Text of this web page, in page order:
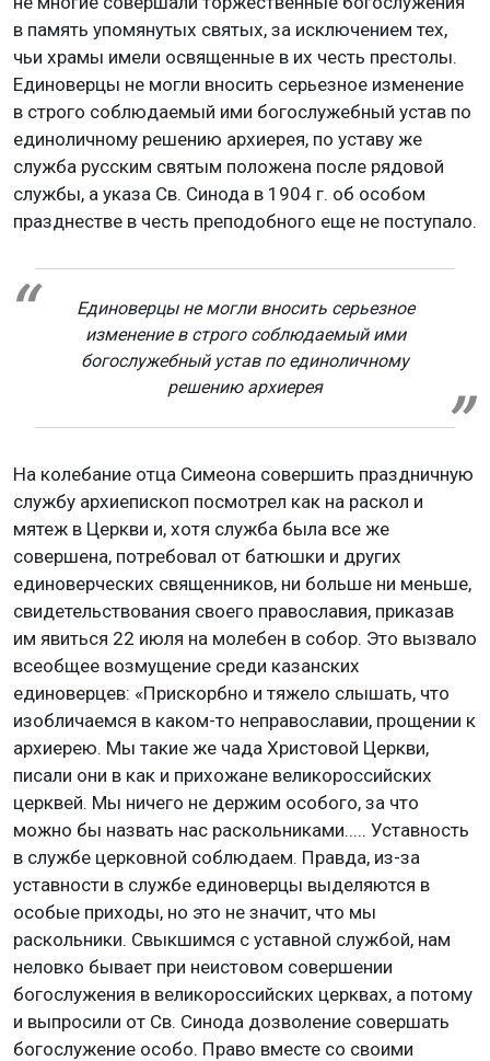
в память упомянутых святых, за исключением тех,
чьи храмы имели освященные в их честь престолы.
Единоверцы не могли вносить серьезное изменение
в строго соблюдаемый ими богослужебный устав по
единоличному решению архиерея, по уставу же
служба русским святым положена после рядовой
службы, а указа Св. Синода в 1904 г. об особом
празднестве в честь преподобного еще не поступало.
Единоверцы не могли вносить серьезное
изменение в строго соблюдаемый ими
богослужебный устав по единоличному
решению архиерея
На колебание отца Симеона совершить праздничную
службу архиепископ посмотрел как на раскол и
мятеж в Церкви и, хотя служба была все же
совершена, потребовал от батюшки и других
единоверческих священников, ни больше ни меньше,
свидетельствования своего православия, приказав
им явиться 22 июля на молебен в собор. Это вызвало
всеобщее возмущение среди казанских
единоверцев: «Прискорбно и тяжело слышать, что
изобличаемся в каком-то неправославии, прощении к
архиерею. Мы такие же чада Христовой Церкви,
писали они в как и прихожане великороссийских
церквей. Мы ничего не держим особого, за что
можно бы назвать нас раскольниками..... Уставность
в службе церковной соблюдаем. Правда, из-за
уставности в службе единоверцы выделяются в
особые приходы, но это не значит, что мы
раскольники. Свыкшимся с уставной службой, нам
неловко бывает при неистовом совершении
богослужения в великороссийских церквах, а потому
и выпросили от Св. Синода дозволение совершать
богослужение особо. Право вместе со своими